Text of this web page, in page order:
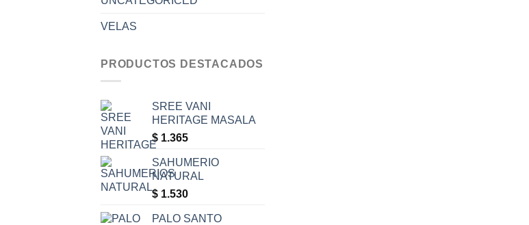
VELAS
PRODUCTOS DESTACADOS
SREE VANI
HERITAGE MASALA
$ 1.365
SAHUMERIO
NATURAL
$ 1.530
PALO SANTO